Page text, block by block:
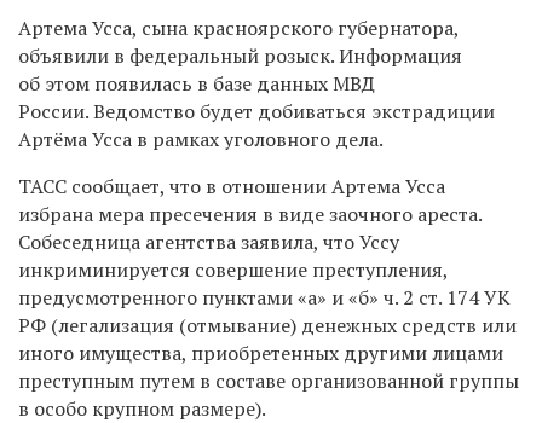
Артема Усса, сына красноярского губернатора,
объявили в федеральный розыск. Информация
об этом появилась в базе данных МВД
России. Ведомство будет добиваться экстрадиции
Артёма Усса в рамках уголовного дела.
ТАСС сообщает, что в отношении Артема Усса
избрана мера пресечения в виде заочного ареста.
Собеседница агентства заявила, чтоУссу
инкриминируется совершение преступления,
предусмотренного пунктами «а» и «б» ч. 2 ст. 174 УК
РФ (легализация (отмывание) денежных средств или
иного имущества, приобретенных другими лицами
преступным путем в составе организованной группы
в особо крупном размере).